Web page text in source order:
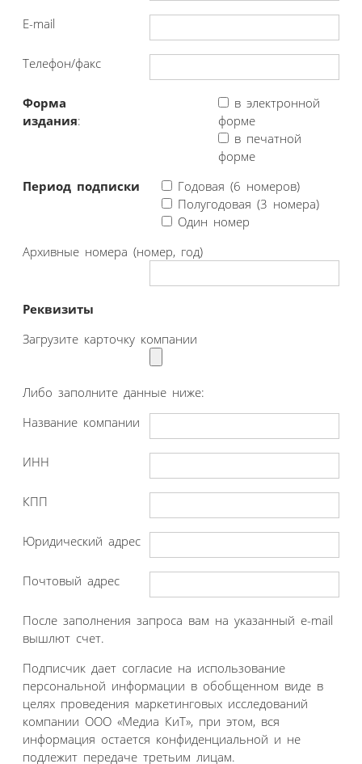
E-mail
Телефон/факс
Форма
издания:
в электронной
форме
в печатной
форме
Период подписки
Годовая (6 номеров)
Полугодовая (3 номера)
Один номер
Архивные номера (номер, год)
Реквизиты
Загрузите карточку компании
Либо заполните данные ниже:
Название компании
ИНН
КПП
Юридический адрес
Почтовый адрес
После заполнения запроса вам на указанный e-mail
вышлют счет.
Подписчик дает согласие на использование
персональной информации в обобщенном виде в
целях проведения маркетинговых исследований
компании ООО «Медиа КиТ», при этом, вся
информация остается конфиденциальной и не
подлежит передаче третьим лицам.